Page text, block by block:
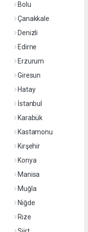
Bolu
Çanakkale
Denizli
Edirne
Erzurum
Giresun
Hatay
İstanbul
Karabük
Kastamonu
Kırşehir
Konya
Manisa
Muğla
Niğde
Rize